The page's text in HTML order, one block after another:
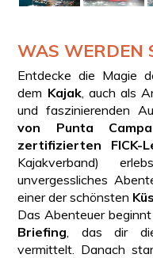
WAS WERDEN
Entdecke die Magie
dem Kajak, auch als
und faszinierenden
von Punta
zertifizierten FICK-
Kajakverband)
unvergessliches
einer der schönsten
Das Abenteuer
Briefing , das dir
vermittelt. Danach